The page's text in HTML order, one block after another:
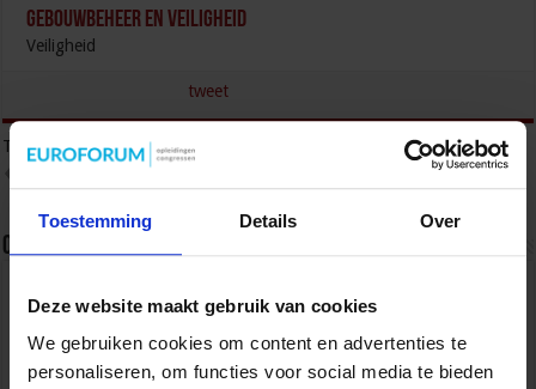
Toestemming Details Over
Deze website maakt gebruik van cookies
We gebruiken cookies om content en advertenties te
personaliseren, om functies voor social media te bieden
Gebouwbeheer en veiligheid
Veiligheid
tweet
Tags GEORGANISEERDE CRIMINALITEIT
GEORGANISEERDE MISDAAD
Over sbo
Het Studiecentrum voor Bedrijf en Overheid (SBO)
organiseert jaarlijks zo’n 200 opleidingen en
congressen over o.a. onderwijs, veiligheid, milieu